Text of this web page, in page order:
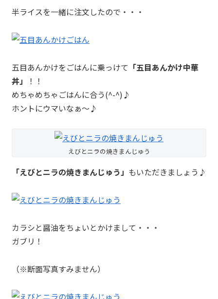
半ライスを一緒に注文したので・・・
五目あんかけをごはんに乗っけて 「五目あんかけ中華
丼」
！！
めちゃめちゃごはんに合う(^-^)♪
ホントにウマいなぁ～♪
えびとニラの焼きまんじゅう
「えびとニラの焼きまんじゅう」 もいただきましょう♪
カラシと醤油をちょいとかけまして・・・
ガブリ！
（※断面写真すみません）